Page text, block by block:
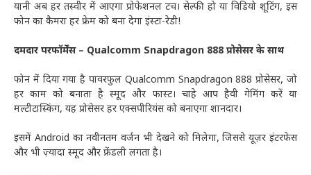
यानी अब हर तस्वीर में आएगा प्रोफेशनल टच। सेल्फी हो या विडियो शूटिंग, इस
फोन का कैमरा हर फ्रेम को बना देगा इंस्टा-रेडी!
दमदार परफॉर्मेंस – Qualcomm Snapdragon 888 प्रोसेसर के साथ
फोन में दिया गया है पावरफुल Qualcomm Snapdragon 888 प्रोसेसर, जो
हर काम को बनाता है स्मूद और फास्ट। चाहे आप हैवी गेमिंग करें या
मल्टीटास्किंग, यह प्रोसेसर हर एक्सपीरियंस को बनाएगा शानदार।
इसमें Android का नवीनतम वर्जन भी देखने को मिलेगा, जिससे यूज़र इंटरफेस
और भी ज़्यादा स्मूद और फ्रेंडली लगता है।